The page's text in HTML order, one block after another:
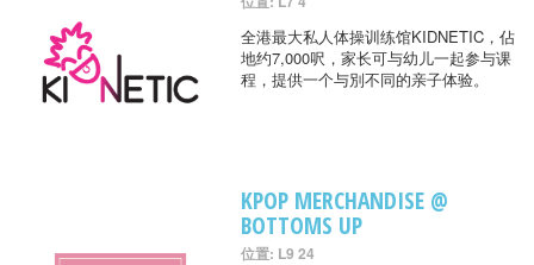
全港最大私人体操训练馆KIDNETIC，佔
地约7,000呎，家长可与幼儿一起参与课
程，提供一个与別不同的亲子体验。
KPOP MERCHANDISE @
BOTTOMS UP
位置: L9 24